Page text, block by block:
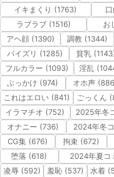
イキまくり (1763)
ラブラブ (1516)
お
アヘ顔 (1390)
調教 (1344)
パイズリ (1285)
貧乳
フルカラー (1093)
淫乱
ぶっかけ (974)
オホ声
これはエロい (841)
ごっくん
イラマチオ (752)
2025年冬
オナニー (736)
2024年冬
CG集 (676)
拘束 (672)
堕落 (618)
2024年夏コ
凌辱 (592)
羞恥 (537) 水着